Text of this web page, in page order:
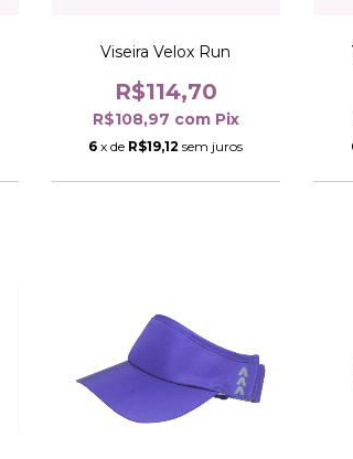
Viseira Velox Run
R$114,70
R$108,97 com Pix
6 x de R$19,12 sem juros